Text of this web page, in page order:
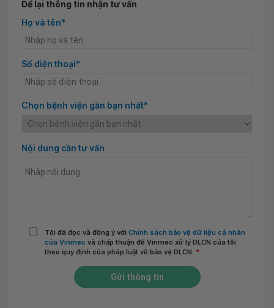
Để lại thông tin nhận tư vấn
Họ và tên*
Số điện thoại*
Chọn bệnh viện gần bạn nhất*
Nội dung cần tư vấn
Tôi đã đọc và đồng ý với Chính sách bảo vệ dữ liệu cá nhân
của Vinmec và chấp thuận để Vinmec xử lý DLCN của tôi
theo quy định của pháp luật về bảo vệ DLCN. *
Gửi thông tin